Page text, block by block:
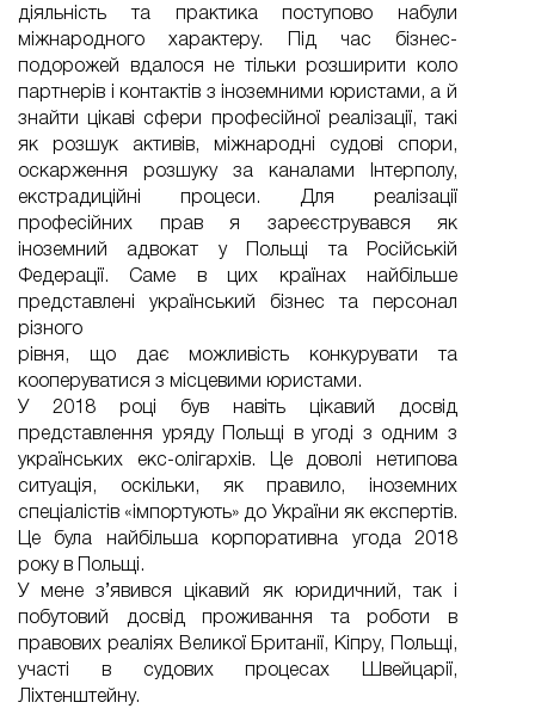
діяльність та практика поступово набули
міжнародного характеру. Під час бізнес-
подорожей вдалося не тільки розширити коло
партнерів і контактів з іноземними юристами, а й
знайти цікаві сфери професійної реалізації, такі
як розшук активів, міжнародні судові спори,
оскарження розшуку за каналами Інтерполу,
екстрадиційні процеси. Для реалізації
професійних прав я зареєструвався як
іноземний адвокат у Польщі та Російській
Федерації. Саме в цих країнах найбільше
представлені український бізнес та персонал
різного
рівня, що дає можливість конкурувати та
кооперуватися з місцевими юристами.
У 2018 році був навіть цікавий досвід
представлення уряду Польщі в угоді з одним з
українських екс-олігархів. Це доволі нетипова
ситуація, оскільки, як правило, іноземних
спеціалістів «імпортують» до України як експертів.
Це була найбільша корпоративна угода 2018
року в Польщі.
У мене з’явився цікавий як юридичний, так і
побутовий досвід проживання та роботи в
правових реаліях Великої Британії, Кіпру, Польщі,
участі в судових процесах Швейцарії,
Ліхтенштейну.